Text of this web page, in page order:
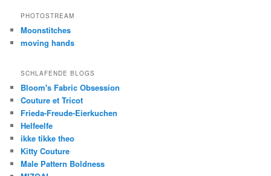
PHOTOSTREAM
Moonstitches
moving hands
SCHLAFENDE BLOGS
Bloom's Fabric Obsession
Couture et Tricot
Frieda-Freude-Eierkuchen
Helfeelfe
ikke tikke theo
Kitty Couture
Male Pattern Boldness